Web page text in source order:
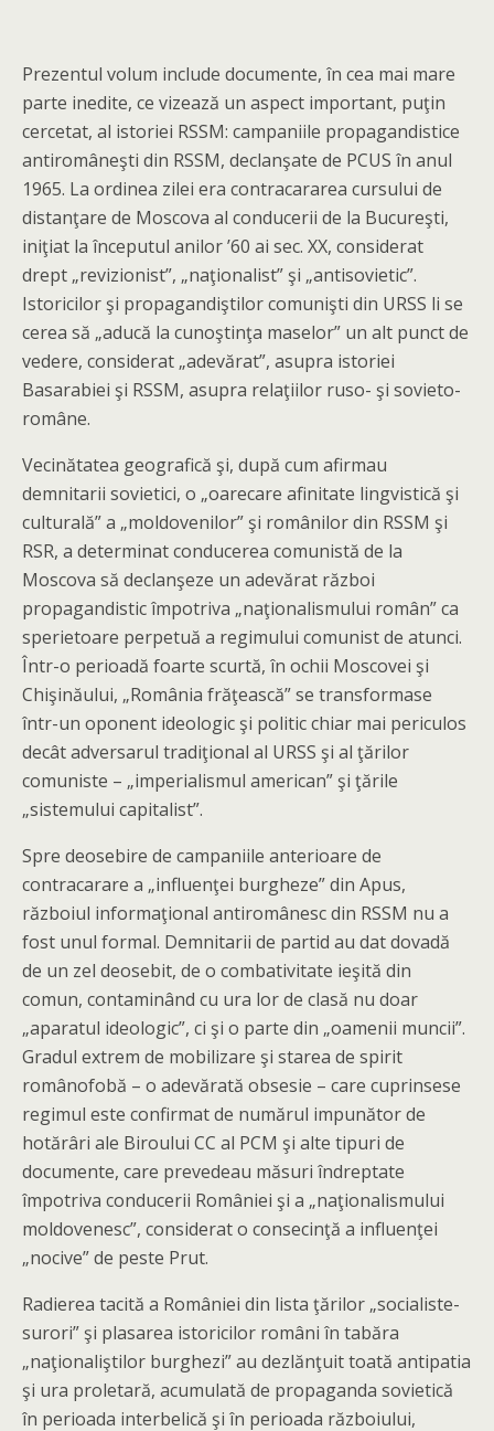
Prezentul volum include documente, în cea mai mare
parte inedite, ce vizează un aspect important, puţin
cercetat, al istoriei RSSM: campaniile propagandistice
antiromâneşti din RSSM, declanşate de PCUS în anul
1965. La ordinea zilei era contracararea cursului de
distanţare de Moscova al conducerii de la Bucureşti,
iniţiat la începutul anilor ’60 ai sec. XX, considerat
drept „revizionist”, „naţionalist” şi „antisovietic”.
Istoricilor şi propagandiştilor comunişti din URSS li se
cerea să „aducă la cunoştinţa maselor” un alt punct de
vedere, considerat „adevărat”, asupra istoriei
Basarabiei şi RSSM, asupra relaţiilor ruso- şi sovieto-
române.
Vecinătatea geografică şi, după cum afirmau
demnitarii sovietici, o „oarecare afinitate lingvistică şi
culturală” a „moldovenilor” şi românilor din RSSM şi
RSR, a determinat conducerea comunistă de la
Moscova să declanşeze un adevărat război
propagandistic împotriva „naţionalismului român” ca
sperietoare perpetuă a regimului comunist de atunci.
Într-o perioadă foarte scurtă, în ochii Moscovei şi
Chişinăului, „România frăţească” se transformase
într-un oponent ideologic şi politic chiar mai periculos
decât adversarul tradiţional al URSS şi al ţărilor
comuniste – „imperialismul american” şi ţările
„sistemului capitalist”.
Spre deosebire de campaniile anterioare de
contracarare a „influenţei burgheze” din Apus,
războiul informaţional antiromânesc din RSSM nu a
fost unul formal. Demnitarii de partid au dat dovadă
de un zel deosebit, de o combativitate ieşită din
comun, contaminând cu ura lor de clasă nu doar
„aparatul ideologic”, ci şi o parte din „oamenii muncii”.
Gradul extrem de mobilizare şi starea de spirit
românofobă – o adevărată obsesie – care cuprinsese
regimul este confirmat de numărul impunător de
hotărâri ale Biroului CC al PCM şi alte tipuri de
documente, care prevedeau măsuri îndreptate
împotriva conducerii României şi a „naţionalismului
moldovenesc”, considerat o consecinţă a influenţei
„nocive” de peste Prut.
Radierea tacită a României din lista ţărilor „socialiste-
surori” şi plasarea istoricilor români în tabăra
„naţionaliştilor burghezi” au dezlănţuit toată antipatia
şi ura proletară, acumulată de propaganda sovietică
în perioada interbelică şi în perioada războiului,